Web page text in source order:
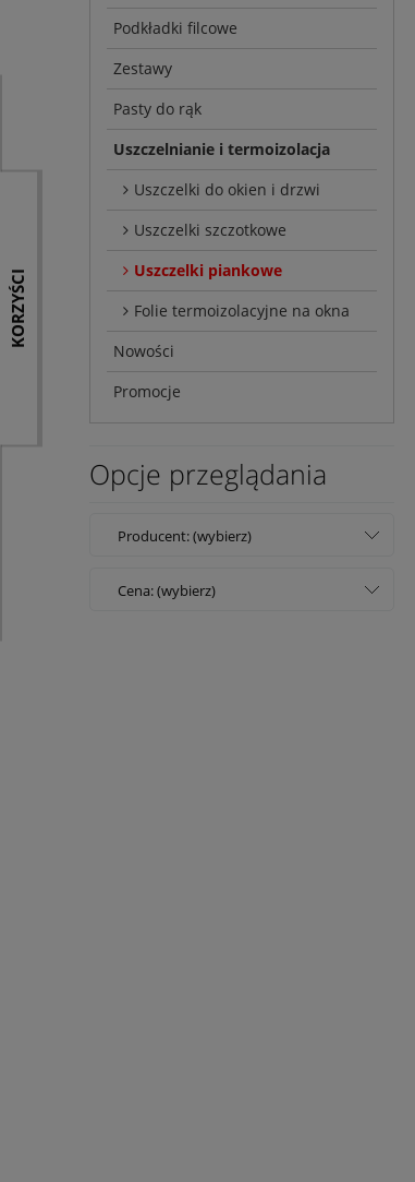
Podkładki filcowe
Zestawy
Pasty do rąk
Uszczelnianie i termoizolacja
Uszczelki do okien i drzwi
Uszczelki szczotkowe
Uszczelki piankowe
Folie termoizolacyjne na okna
Nowości
Promocje
Opcje przeglądania
Producent: (wybierz)
Cena: (wybierz)
KORZYŚCI